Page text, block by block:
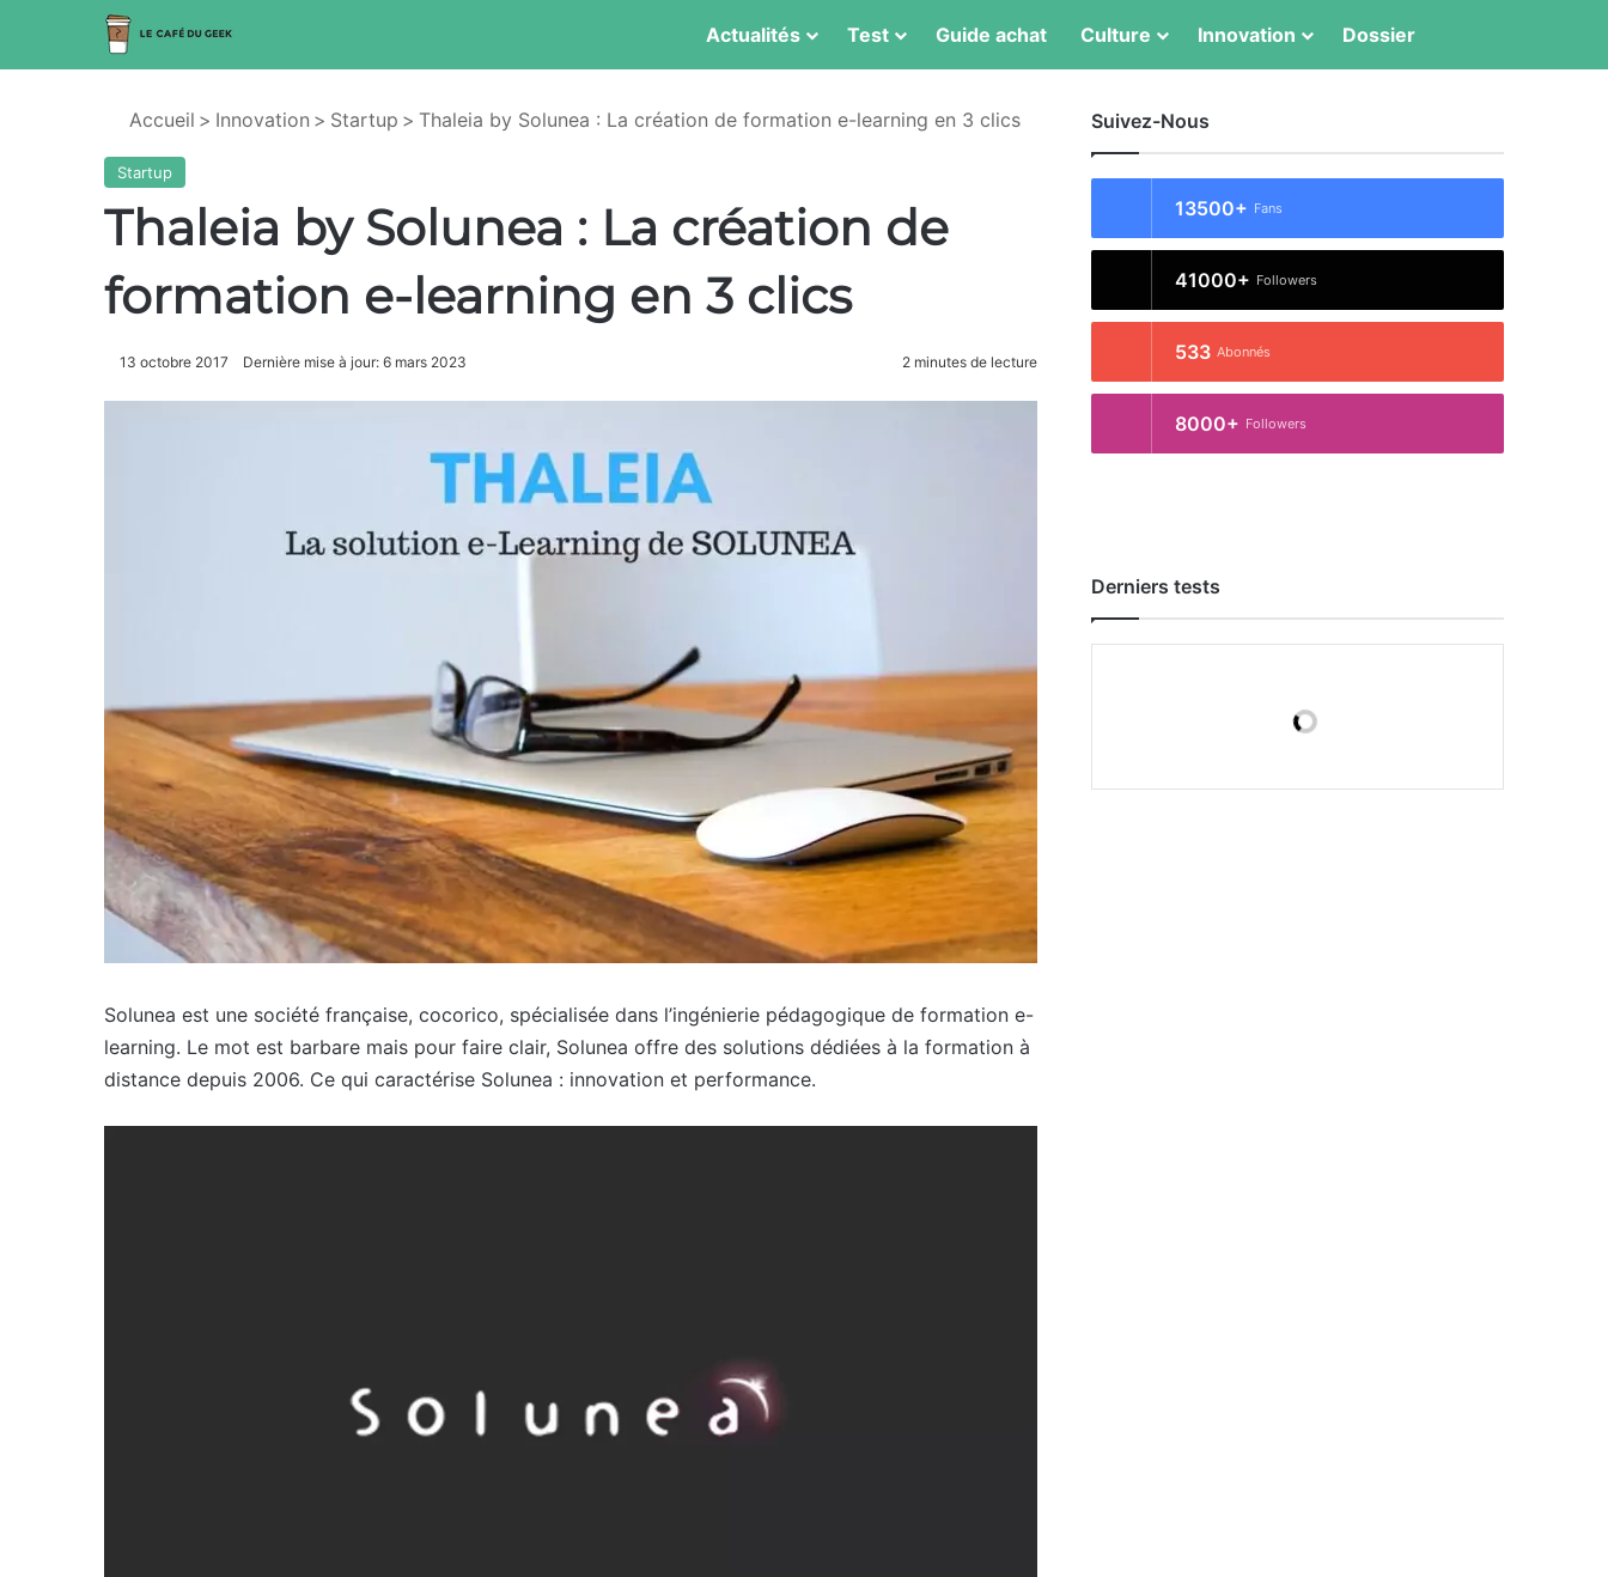
Actualités Test Guide achat Culture Innovation Dossier
Accueil > Innovation > Startup > Thaleia by Solunea : La création de formation e-learning en 3 clics
Startup
Thaleia by Solunea : La création de
formation e-learning en 3 clics
13 octobre 2017 Dernière mise à jour: 6 mars 2023 2 minutes de lecture
Solunea est une société française, cocorico, spécialisée dans l’ingénierie pédagogique de formation e-
learning. Le mot est barbare mais pour faire clair, Solunea offre des solutions dédiées à la formation à
distance depuis 2006. Ce qui caractérise Solunea : innovation et performance.
Suivez-Nous
13500+ Fans
41000+ Followers
533 Abonnés
8000+ Followers
Derniers tests